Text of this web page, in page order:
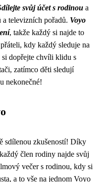
svůj účet s rodinou a
televizních pořadů. Voyo
, takže každý si najde to
kdy každý sleduje na
si dopřejte chvíli klidu s
zatímco děti sledují
nekonečné!
sdílenou zkušeností! Díky
člen rodiny najde svůj
večer s rodinou, kdy si
a to vše na jednom Voyo